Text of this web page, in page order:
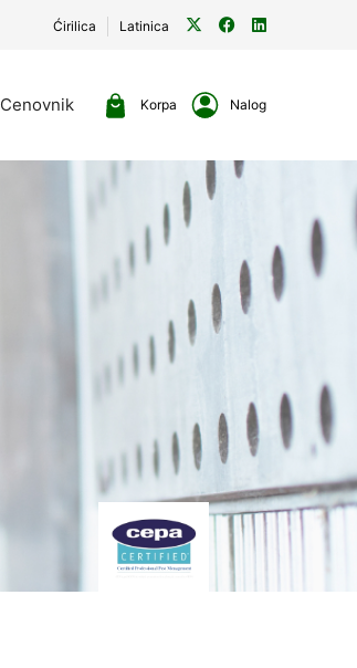
Ćirilica Latinica
Cenovnik Korpa Nalog